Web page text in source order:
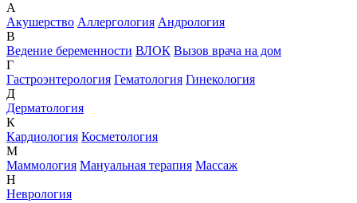
А
Акушерство Аллергология Андрология
В
Ведение беременности ВЛОК Вызов врача на дом
Г
Гастроэнтерология Гематология Гинекология
Д
Дерматология
К
Кардиология Косметология
М
Маммология Мануальная терапия Массаж
Н
Неврология